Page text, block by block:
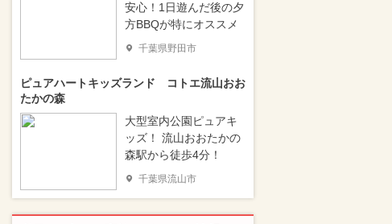
安心！1日遊んだ後の夕
方BBQが特にオススメ
千葉県野田市
ピュアハートキッズランド コトエ流山おお
たかの森
大型室内公園ピュアキ
ッズ！ 流山おおたかの
森駅から徒歩4分！
千葉県流山市